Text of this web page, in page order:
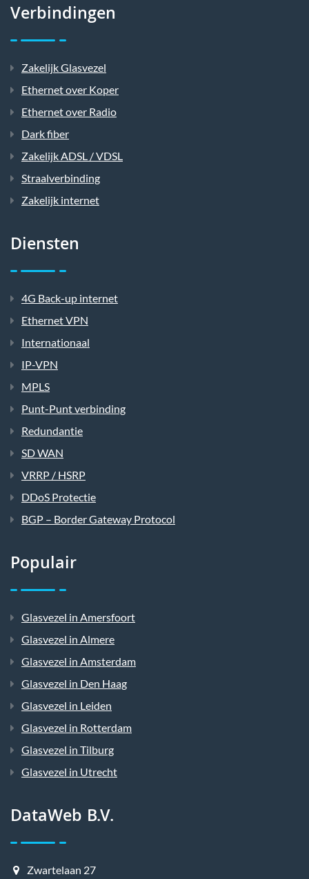
Verbindingen
Zakelijk Glasvezel
Ethernet over Koper
Ethernet over Radio
Dark fiber
Zakelijk ADSL / VDSL
Straalverbinding
Zakelijk internet
Diensten
4G Back-up internet
Ethernet VPN
Internationaal
IP-VPN
MPLS
Punt-Punt verbinding
Redundantie
SD WAN
VRRP / HSRP
DDoS Protectie
BGP – Border Gateway Protocol
Populair
Glasvezel in Amersfoort
Glasvezel in Almere
Glasvezel in Amsterdam
Glasvezel in Den Haag
Glasvezel in Leiden
Glasvezel in Rotterdam
Glasvezel in Tilburg
Glasvezel in Utrecht
DataWeb B.V.
Zwartelaan 27